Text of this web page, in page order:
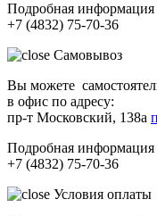
Подробная информация
+7 (4832) 75-70-36
Самовывоз
Вы можете
в офис по адресу:
пр-т Московский, 138а
Подробная информация
+7 (4832) 75-70-36
Условия оплаты